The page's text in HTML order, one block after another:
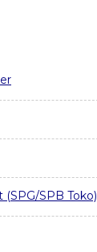
SPB Toko)